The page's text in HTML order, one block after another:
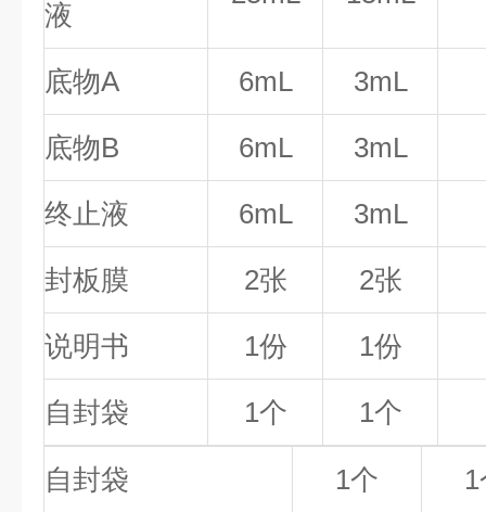
液
底物A 6mL 3mL
底物B 6mL 3mL
终止液 6mL 3mL
封板膜 2张 2张
说明书 1份 1份
自封袋 1个 1个
自封袋 1个